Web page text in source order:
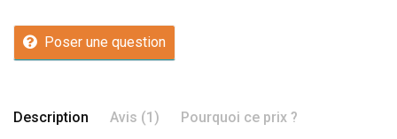
Poser une question
Description Avis (1) Pourquoi ce prix ?